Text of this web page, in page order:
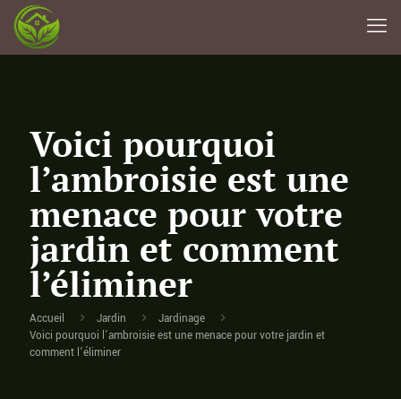
Voici pourquoi
l’ambroisie est une
menace pour votre
jardin et comment
l’éliminer
Accueil Jardin
Jardinage
Voici pourquoi l’ambroisie est une menace pour votre jardin et
comment l’éliminer